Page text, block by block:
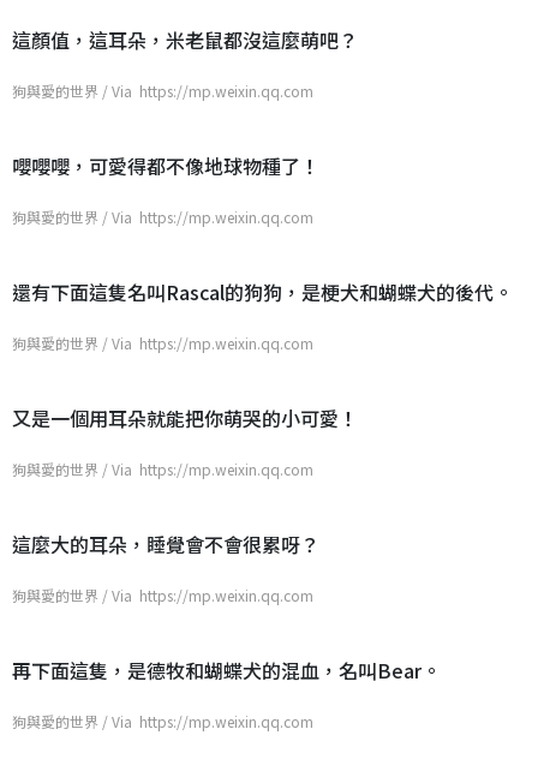
這顏值，這耳朵，米老鼠都沒這麼萌吧？
狗與愛的世界 / Via https://mp.weixin.qq.com
嚶嚶嚶，可愛得都不像地球物種了！
狗與愛的世界 / Via https://mp.weixin.qq.com
還有下面這隻名叫Rascal的狗狗，是梗犬和蝴蝶犬的後代。
狗與愛的世界 / Via https://mp.weixin.qq.com
又是一個用耳朵就能把你萌哭的小可愛！
狗與愛的世界 / Via https://mp.weixin.qq.com
這麼大的耳朵，睡覺會不會很累呀？
狗與愛的世界 / Via https://mp.weixin.qq.com
再下面這隻，是德牧和蝴蝶犬的混血，名叫Bear。
狗與愛的世界 / Via https://mp.weixin.qq.com